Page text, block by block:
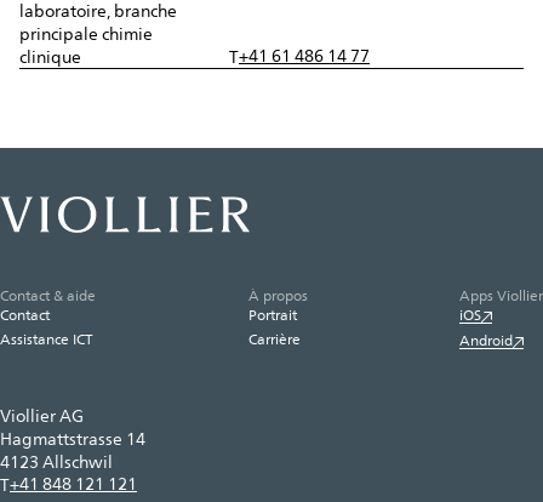
laboratoire, branche
principale chimie
clinique
T+41 61 486 14 77
Viollier AG
Hagmattstrasse 14
4123 Allschwil
T+41 848 121 121
Contact & aide
Contact
Assistance ICT
À propos
Portrait
Carrière
Apps Viollier
iOS
Android